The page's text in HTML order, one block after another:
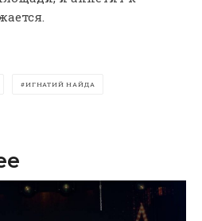
ИГНАТИЙ НАЙДА